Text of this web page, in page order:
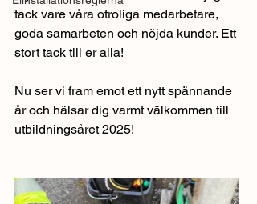
tack vare våra otroliga medarbetare,
goda samarbeten och nöjda kunder. Ett
stort tack till er alla!
Nu ser vi fram emot ett nytt spännande
år och hälsar dig varmt välkommen till
utbildningsåret 2025!